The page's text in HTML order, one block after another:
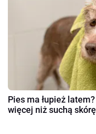
Pies ma łupież
więcej niż suchą skórę